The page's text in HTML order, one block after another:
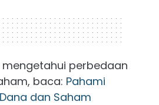
perbedaan
baca: Pahami
dan Saham